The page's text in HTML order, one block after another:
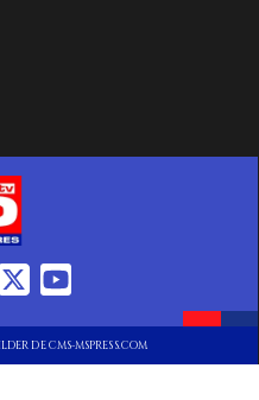
DE CMS-MSPRESS.COM